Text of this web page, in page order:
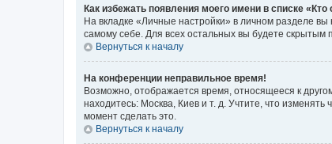
Как избежать появления моего имени в списке
На вкладке «Личные настройки» в личном разделе
самому себе. Для всех остальных вы будете скрытым
Вернуться к началу
На конференции неправильное время!
Возможно, отображается время, относящееся к
находитесь: Москва, Киев и т. д. Учтите, что
момент сделать это.
Вернуться к началу